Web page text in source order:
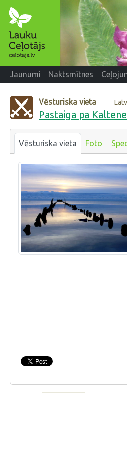
Jaunumi Naktsmītnes
Vēsturiska vieta
Pastaiga pa
Vēsturiska vieta Foto